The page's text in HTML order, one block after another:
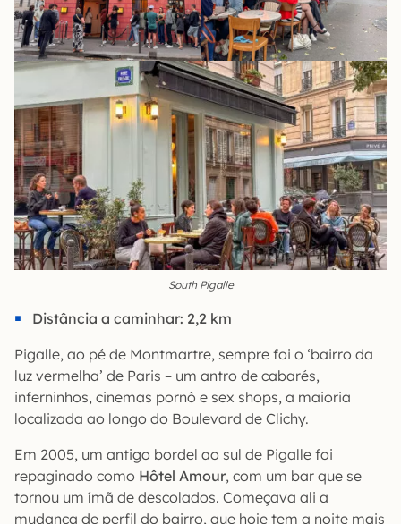
South Pigalle
Distância a caminhar: 2,2 km
Pigalle, ao pé de Montmartre, sempre foi o ‘bairro da
luz vermelha’ de Paris – um antro de cabarés,
inferninhos, cinemas pornô e sex shops, a maioria
localizada ao longo do Boulevard de Clichy.
Em 2005, um antigo bordel ao sul de Pigalle foi
repaginado como Hôtel Amour, com um bar que se
tornou um ímã de descolados. Começava ali a
mudança de perfil do bairro, que hoje tem a noite mais